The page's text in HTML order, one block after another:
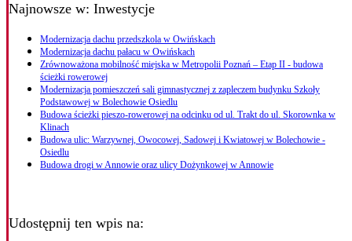
Najnowsze w: Inwestycje
Modernizacja dachu przedszkola w Owińskach
Modernizacja dachu pałacu w Owińskach
Zrównoważona mobilność miejska w Metropolii Poznań – Etap II - budowa
ścieżki rowerowej
Modernizacja pomieszczeń sali gimnastycznej z zapleczem budynku Szkoły
Podstawowej w Bolechowie Osiedlu
Budowa ścieżki pieszo-rowerowej na odcinku od ul. Trakt do ul. Skorownka w
Klinach
Budowa ulic: Warzywnej, Owocowej, Sadowej i Kwiatowej w Bolechowie -
Osiedlu
Budowa drogi w Annowie oraz ulicy Dożynkowej w Annowie
Udostępnij ten wpis na: